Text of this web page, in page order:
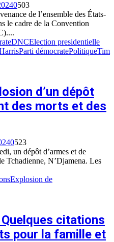
0503
de l’ensemble des États-
le cadre de la Convention
DNCElection presidentielle
Parti démocratePolitiqueTim
d’un dépôt
des morts et des
0523
un dépôt d’armes et de
Tchadienne, N’Djamena. Les
Explosion de
citations
pour la famille et